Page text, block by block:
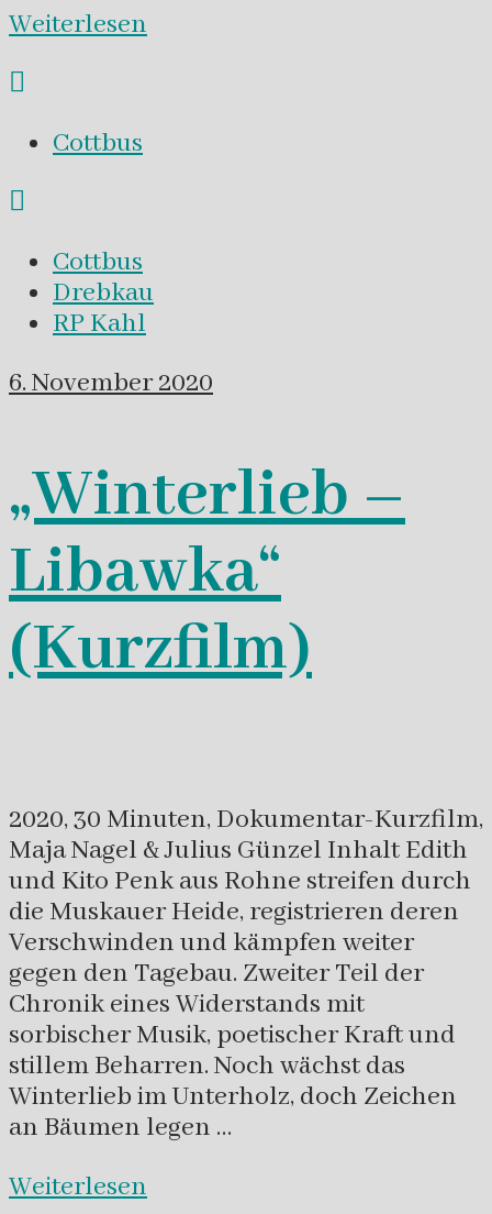
Weiterlesen
Cottbus
Cottbus
Drebkau
RP Kahl
6. November 2020
„Winterlieb –
Libawka“
(Kurzfilm)
2020, 30 Minuten, Dokumentar-Kurzfilm,
Maja Nagel & Julius Günzel Inhalt Edith
und Kito Penk aus Rohne streifen durch
die Muskauer Heide, registrieren deren
Verschwinden und kämpfen weiter
gegen den Tagebau. Zweiter Teil der
Chronik eines Widerstands mit
sorbischer Musik, poetischer Kraft und
stillem Beharren. Noch wächst das
Winterlieb im Unterholz, doch Zeichen
an Bäumen legen …
Weiterlesen